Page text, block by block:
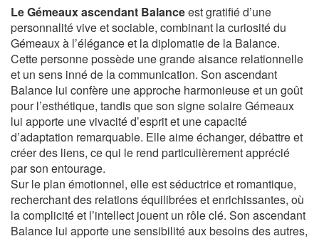
Le Gémeaux ascendant Balanceest gratifié d’une
personnalité vive et sociable, combinant la curiosité du
Gémeaux à l’élégance et la diplomatie de la Balance.
Cette personne possède une grande aisance relationnelle
et un sens inné de la communication. Son ascendant
Balance lui confère une approche harmonieuse et un goût
pour l’esthétique, tandis que son signe solaire Gémeaux
lui apporte une vivacité d’esprit et une capacité
d’adaptation remarquable. Elle aime échanger, débattre et
créer des liens, ce qui le rend particulièrement apprécié
par son entourage.
Sur le plan émotionnel, elle est séductrice et romantique,
recherchant des relations équilibrées et enrichissantes, où
la complicité et l’intellect jouent un rôle clé. Son ascendant
Balance lui apporte une sensibilité aux besoins des autres,